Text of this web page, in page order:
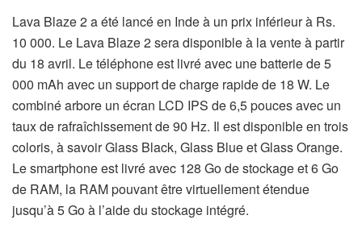
Lava Blaze 2 a été lancé en Inde à un prix inférieur à Rs.
10 000. Le Lava Blaze 2 sera disponible à la vente à partir
du 18 avril. Le téléphone est livré avec une batterie de 5
000 mAh avec un support de charge rapide de 18 W. Le
combiné arbore un écran LCD IPS de 6,5 pouces avec un
taux de rafraîchissement de 90 Hz. Il est disponible en trois
coloris, à savoir Glass Black, Glass Blue et Glass Orange.
Le smartphone est livré avec 128 Go de stockage et 6 Go
de RAM, la RAM pouvant être virtuellement étendue
jusqu’à 5 Go à l’aide du stockage intégré.